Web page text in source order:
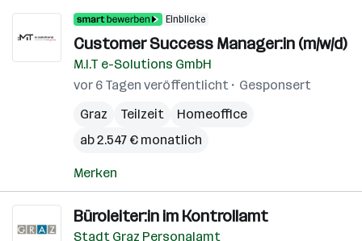
Einblicke
Customer Success Manager:in (m/w/d)
M.I.T e-Solutions GmbH
vor 6 Tagen veröffentlicht
Gesponsert
Graz
Teilzeit
Homeoffice
ab 2.547 € monatlich
Merken
Büroleiter:in im Kontrollamt
Stadt Graz Personalamt